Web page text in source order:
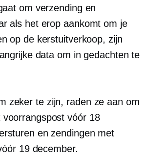
om verzending en
als het erop aankomt om je
op de kerstuitverkoop, zijn
data om in gedachten te
zeker te zijn, raden ze aan om
voorrangspost vóór 18
en zendingen met
19 december.